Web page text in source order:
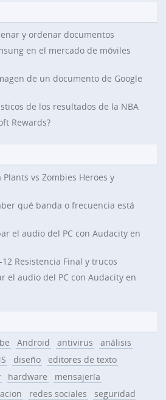
y ordenar documentos
en el mercado de móviles
de un documento de Google
de los resultados de la NBA
Rewards?
vs Zombies Heroes y
qué banda o frecuencia está
el audio del PC con Audacity en
Resistencia Final y trucos
el audio del PC con Audacity en
Android antivirus
análisis
diseño
editores de texto
hardware
mensajería
redes sociales seguridad